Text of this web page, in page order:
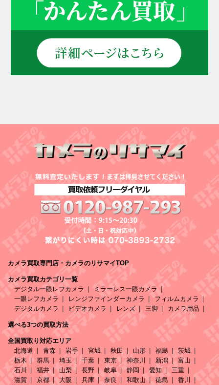
カメラ買取専門店・カメラのリサマイTOP
カメラ買取カテゴリ一覧
デジタル一眼レフカメラ
ミラーレス一眼カメラ
一眼レフカメラ
レンジファインダーカメラ
フィルムカメラ
デジタルカメラ
ビデオカメラ レンズ 三脚 カメラ用品
選べる3つの買取方法
全国買取り対応エリア
北海道
青森 岩手 宮城 秋田 山形 福島
茨城
栃木
群馬 埼玉 千葉 東京 神奈川 新潟
富山
石川
福井 山梨 長野 岐阜 静岡 愛知
三重
滋賀
京都 大阪 兵庫 奈良 和歌山 徳島 香川